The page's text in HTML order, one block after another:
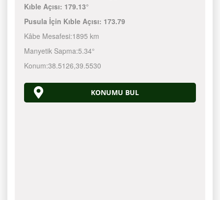
Kıble Açısı: 179.13°
Pusula İçin Kıble Açısı: 173.79
Kâbe Mesafesi:1895 km
Manyetik Sapma:5.34°
Konum:38.5126,39.5530
KONUMU BUL